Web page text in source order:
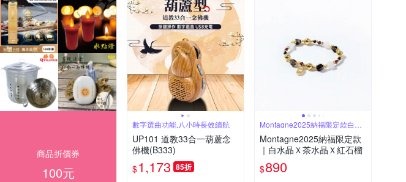
商品折價券
100元
數字選曲功能,八小時長效續航
UP101 道教33合一葫蘆念
佛機(B333)
$1,173 85折
Montagne2025納福限定款白水
Montagne2025納福限定款
｜白水晶Ｘ茶水晶Ｘ紅石榴
$890